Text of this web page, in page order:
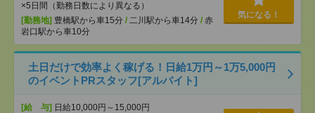
×5日間（勤務日数により異なる）
[勤務地] 豊橋駅から車15分 / 二川駅から車14分 / 赤
岩口駅から車10分
気になる！
土日だけで効率よく稼げる！日給1万円～1万5,000円
のイベントPRスタッフ[アルバイト]
[給 与] 日給10,000円～15,000円